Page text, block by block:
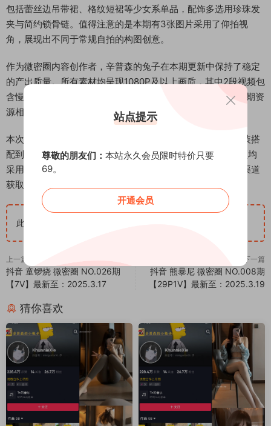
包括蕾丝边吊带裙、格纹短裙等少女系单品，配饰多选用珍珠发
夹与简约锁骨链。值得注意的是本期有3张图片采用了仰拍视
角，展现出不同于常规自拍的构图创意。
作为微密圈内容创作者，辛普森的兔子在本期更新中保持了稳定
的产出质量。所有素材均呈现1080P及以上画质，其中2段视频包
含慢动作特效。该博主的内容更新周期通常为每月1-2次，本期资
源相较往期增加了视频素材的比重。
本次发布的图集完整记录了博主当日的多个造型变化，从服装搭
配到场景转换都具有较好的连贯性。资源包内包含的3段视频均
采用竖屏拍摄，符合移动端观看习惯。所有内容均通过正规渠道
获取，画质清晰度达到平台标准要求。
此隐藏内容仅限VIP查看
上一篇
抖音 童锣烧 微密圈 NO.026期
【7V】最新至：2025.3.17
下一篇
抖音 熊暴尼 微密圈 NO.008期
【29P1V】最新至：2025.3.19
猜你喜欢
站点提示
尊敬的朋友们： 本站永久会员限时特价只要
69。
开通会员